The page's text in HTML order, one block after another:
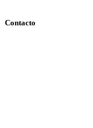
Contacto